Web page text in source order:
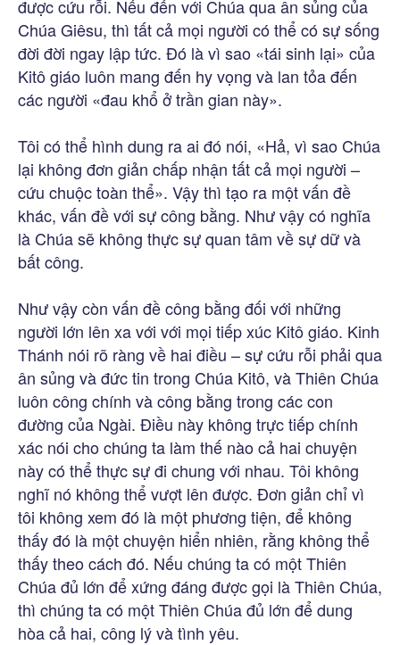
được cứu rỗi. Nếu đến với Chúa qua ân sủng của
Chúa Giêsu, thì tất cả mọi người có thể có sự sống
đời đời ngay lập tức. Đó là vì sao «tái sinh lại» của
Kitô giáo luôn mang đến hy vọng và lan tỏa đến
các người «đau khổ ở trần gian này».
Tôi có thể hình dung ra ai đó nói, «Hả, vì sao Chúa
lại không đơn giản chấp nhận tất cả mọi người –
cứu chuộc toàn thể». Vậy thì tạo ra một vấn đề
khác, vấn đề với sự công bằng. Như vậy có nghĩa
là Chúa sẽ không thực sự quan tâm về sự dữ và
bất công.
Như vậy còn vấn đề công bằng đối với những
người lớn lên xa với với mọi tiếp xúc Kitô giáo. Kinh
Thánh nói rõ ràng về hai điều – sự cứu rỗi phải qua
ân sủng và đức tin trong Chúa Kitô, và Thiên Chúa
luôn công chính và công bằng trong các con
đường của Ngài. Điều này không trực tiếp chính
xác nói cho chúng ta làm thế nào cả hai chuyện
này có thể thực sự đi chung với nhau. Tôi không
nghĩ nó không thể vượt lên được. Đơn giản chỉ vì
tôi không xem đó là một phương tiện, để không
thấy đó là một chuyện hiển nhiên, rằng không thể
thấy theo cách đó. Nếu chúng ta có một Thiên
Chúa đủ lớn để xứng đáng được gọi là Thiên Chúa,
thì chúng ta có một Thiên Chúa đủ lớn để dung
hòa cả hai, công lý và tình yêu.